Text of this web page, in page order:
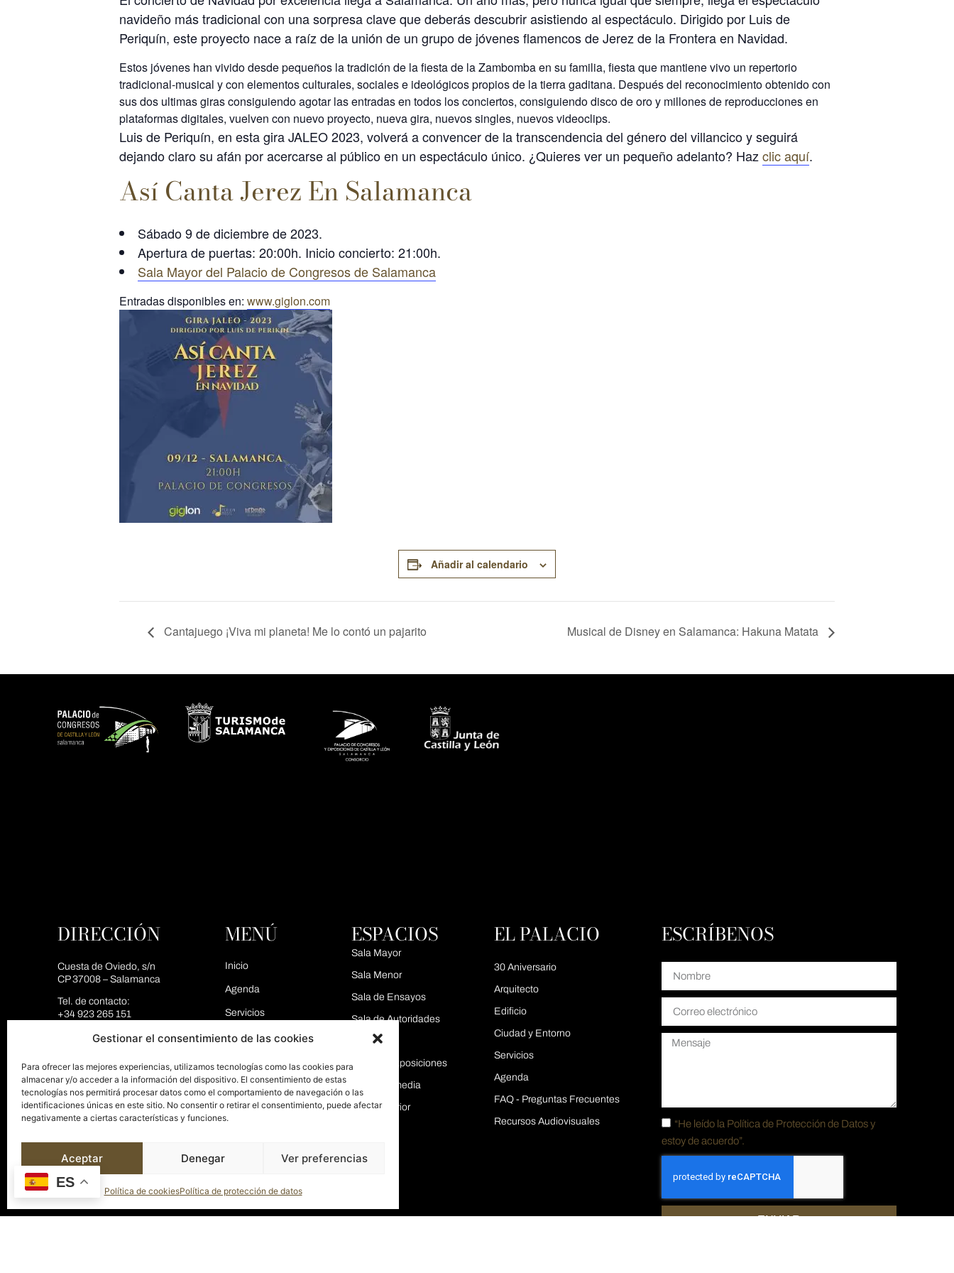
Gestionar el consentimiento de las cookies
Para ofrecer las mejores experiencias, utilizamos tecnologías como las cookies para
almacenar y/o acceder a la información del dispositivo. El consentimiento de estas
tecnologías nos permitirá procesar datos como el comportamiento de navegación o las
identificaciones únicas en este sitio. No consentir o retirar el consentimiento, puede afectar
negativamente a ciertas características y funciones.
Aceptar Denegar Ver preferencias
Política de cookiesPolítica de protección de datos
navideño más tradicional con una sorpresa clave que deberás descubrir asistiendo al espectáculo. Dirigido por Luis de
Periquín, este proyecto nace a raíz de la unión de un grupo de jóvenes flamencos de Jerez de la Frontera en Navidad.
Estos jóvenes han vivido desde pequeños la tradición de la fiesta de la Zambomba en su familia, fiesta que mantiene vivo un repertorio
tradicional-musical y con elementos culturales, sociales e ideológicos propios de la tierra gaditana. Después del reconocimiento obtenido con
sus dos ultimas giras consiguiendo agotar las entradas en todos los conciertos, consiguiendo disco de oro y millones de reproducciones en
plataformas digitales, vuelven con nuevo proyecto, nueva gira, nuevos singles, nuevos videoclips.
Luis de Periquín, en esta gira JALEO 2023, volverá a convencer de la transcendencia del género del villancico y seguirá
dejando claro su afán por acercarse al público en un espectáculo único. ¿Quieres ver un pequeño adelanto? Haz clic aquí.
Así Canta Jerez En Salamanca
Sábado 9 de diciembre de 2023.
Apertura de puertas: 20:00h. Inicio concierto: 21:00h.
Sala Mayor del Palacio de Congresos de Salamanca
Entradas disponibles en: www.giglon.com
Añadir al calendario
Cantajuego ¡Viva mi planeta! Me lo contó un pajarito Musical de Disney en Salamanca: Hakuna Matata
DIRECCIÓN
Cuesta de Oviedo, s/n
CP 37008 – Salamanca
Tel. de contacto:
+34 923 265 151
Mail de contacto:
MENÚ
Inicio
Agenda
Servicios
El Palacio
Blog
Contacto
ESPACIOS
Sala Mayor
Sala Menor
Sala de Ensayos
Sala de Autoridades
Aulas
Área de Exposiciones
Sala Intermedia
Sala Superior
EL PALACIO
30 Aniversario
Arquitecto
Edificio
Ciudad y Entorno
Servicios
Agenda
FAQ - Preguntas Frecuentes
Recursos Audiovisuales
ESCRÍBENOS
“He leído la Política de Protección de Datos y
estoy de acuerdo”.
ENVIAR
ES